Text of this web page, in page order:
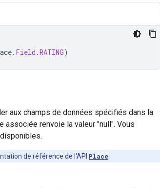
. Field .RATING)
aux champs de données spécifiés dans la
associée renvoie la valeur "null". Vous
de référence de l'API Place